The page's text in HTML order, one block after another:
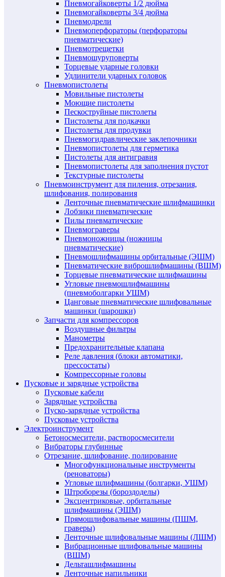
Пневмогайковерты 1/2 дюйма
Пневмогайковерты 3/4 дюйма
Пневмодрели
Пневмоперфораторы (перфораторы
пневматические)
Пневмотрещетки
Пневмошуруповерты
Торцевые ударные головки
Удлинители ударных головок
Пневмопистолеты
Мовильные пистолеты
Моющие пистолеты
Пескоструйные пистолеты
Пистолеты для подкачки
Пистолеты для продувки
Пневмогидравлические заклепочники
Пневмопистолеты для герметика
Пистолеты для антигравия
Пневмопистолеты для заполнения пустот
Текстурные пистолеты
Пневмоинструмент для пиления, отрезания,
шлифования, полирования
Ленточные пневматические шлифмашинки
Лобзики пневматические
Пилы пневматические
Пневмограверы
Пневмоножницы (ножницы
пневматические)
Пневмошлифмашины орбитальные (ЭШМ)
Пневматические виброшлифмашины (ВШМ)
Торцевые пневматические шлифмашины
Угловые пневмошлифмашины
(пневмоболгарки УШМ)
Цанговые пневматические шлифовальные
машинки (шарошки)
Запчасти для компрессоров
Воздушные фильтры
Манометры
Предохранительные клапана
Реле давления (блоки автоматики,
прессостаты)
Компрессорные головы
Пусковые и зарядные устройства
Пусковые кабели
Зарядные устройства
Пуско-зарядные устройства
Пусковые устройства
Электроинструмент
Бетоносмесители, растворосмесители
Вибраторы глубинные
Отрезание, шлифование, полирование
Многофункциональные инструменты
(реноваторы)
Угловые шлифмашины (болгарки, УШМ)
Штроборезы (бороздоделы)
Эксцентриковые, орбитальные
шлифмашины (ЭШМ)
Прямошлифовальные машины (ПШМ,
граверы)
Ленточные шлифовальные машины (ЛШМ)
Вибрационные шлифовальные машины
(ВШМ)
Дельташлифмашины
Ленточные напильники